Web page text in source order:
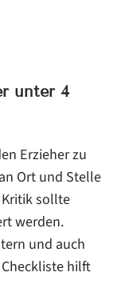
unter 4
Erzieher zu
Ort und Stelle
sollte
werden.
und auch
hilft